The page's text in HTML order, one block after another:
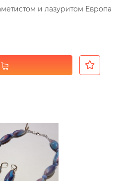
и лазуритом Европа